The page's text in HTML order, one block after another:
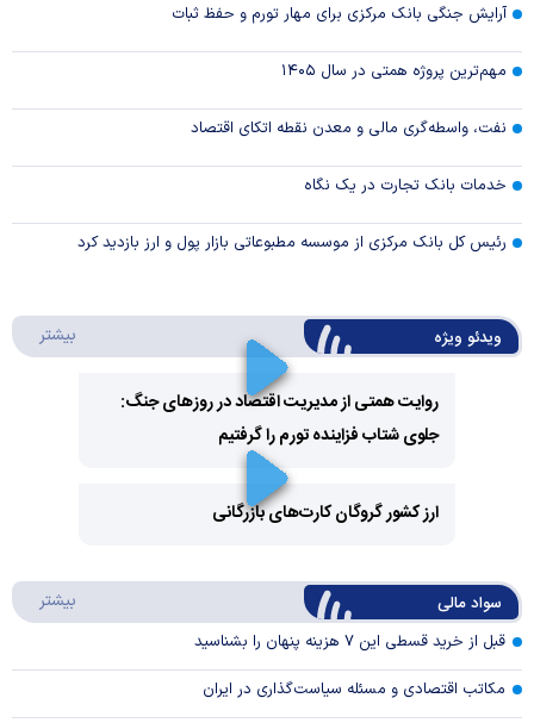
آرایش جنگی بانک مرکزی برای مهار تورم و حفظ ثبات
مهم‌ترین پروژه همتی در سال ۱۴۰۵
نفت، واسطه‌گری مالی و معدن نقطه اتکای اقتصاد
خدمات بانک تجارت در یک نگاه
رئیس کل بانک مرکزی از موسسه مطبوعاتی بازار پول و ارز بازدید کرد
ویدئو ویژه بیشتر
Play
Video
روایت همتی از مدیریت اقتصاد در روزهای جنگ:
جلوی شتاب فزاینده تورم را گرفتیم
Video
ارز کشور گروگان کارت‌های بازرگانی
سواد مالی بیشتر
قبل از خرید قسطی این ۷ هزینه پنهان را بشناسید
مکاتب اقتصادی و مسئله سیاست‌گذاری در ایران